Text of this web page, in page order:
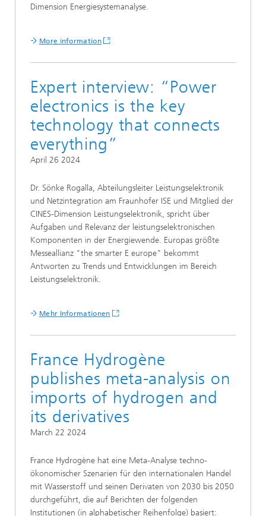
Dimension Energiesystemanalyse.
More information
Expert interview: “Power
electronics is the key
technology that connects
everything”
April 26 2024
Dr. Sönke Rogalla, Abteilungsleiter Leistungselektronik
und Netzintegration am Fraunhofer ISE und Mitglied der
CINES-Dimension Leistungselektronik, spricht über
Aufgaben und Relevanz der leistungselektronischen
Komponenten in der Energiewende. Europas größte
Messeallianz "the smarter E europe" bekommt
Antworten zu Trends und Entwicklungen im Bereich
Leistungselektronik.
Mehr Informationen
France Hydrogène
publishes meta-analysis on
imports of hydrogen and
its derivatives
March 22 2024
France Hydrogène hat eine Meta-Analyse techno-
ökonomischer Szenarien für den internationalen Handel
mit Wasserstoff und seinen Derivaten von 2030 bis 2050
durchgeführt, die auf Berichten der folgenden
Institutionen (in alphabetischer Reihenfolge) basiert: